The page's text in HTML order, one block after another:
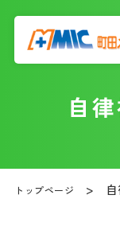
自
トップページ